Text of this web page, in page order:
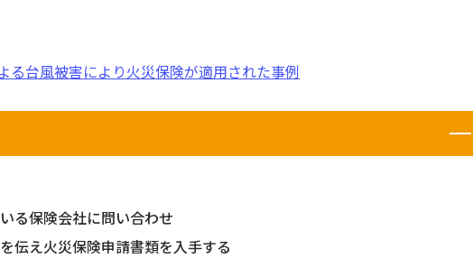
る台風被害により火災保険が適用された事例
る保険会社に問い合わせ
伝え火災保険申請書類を入手する